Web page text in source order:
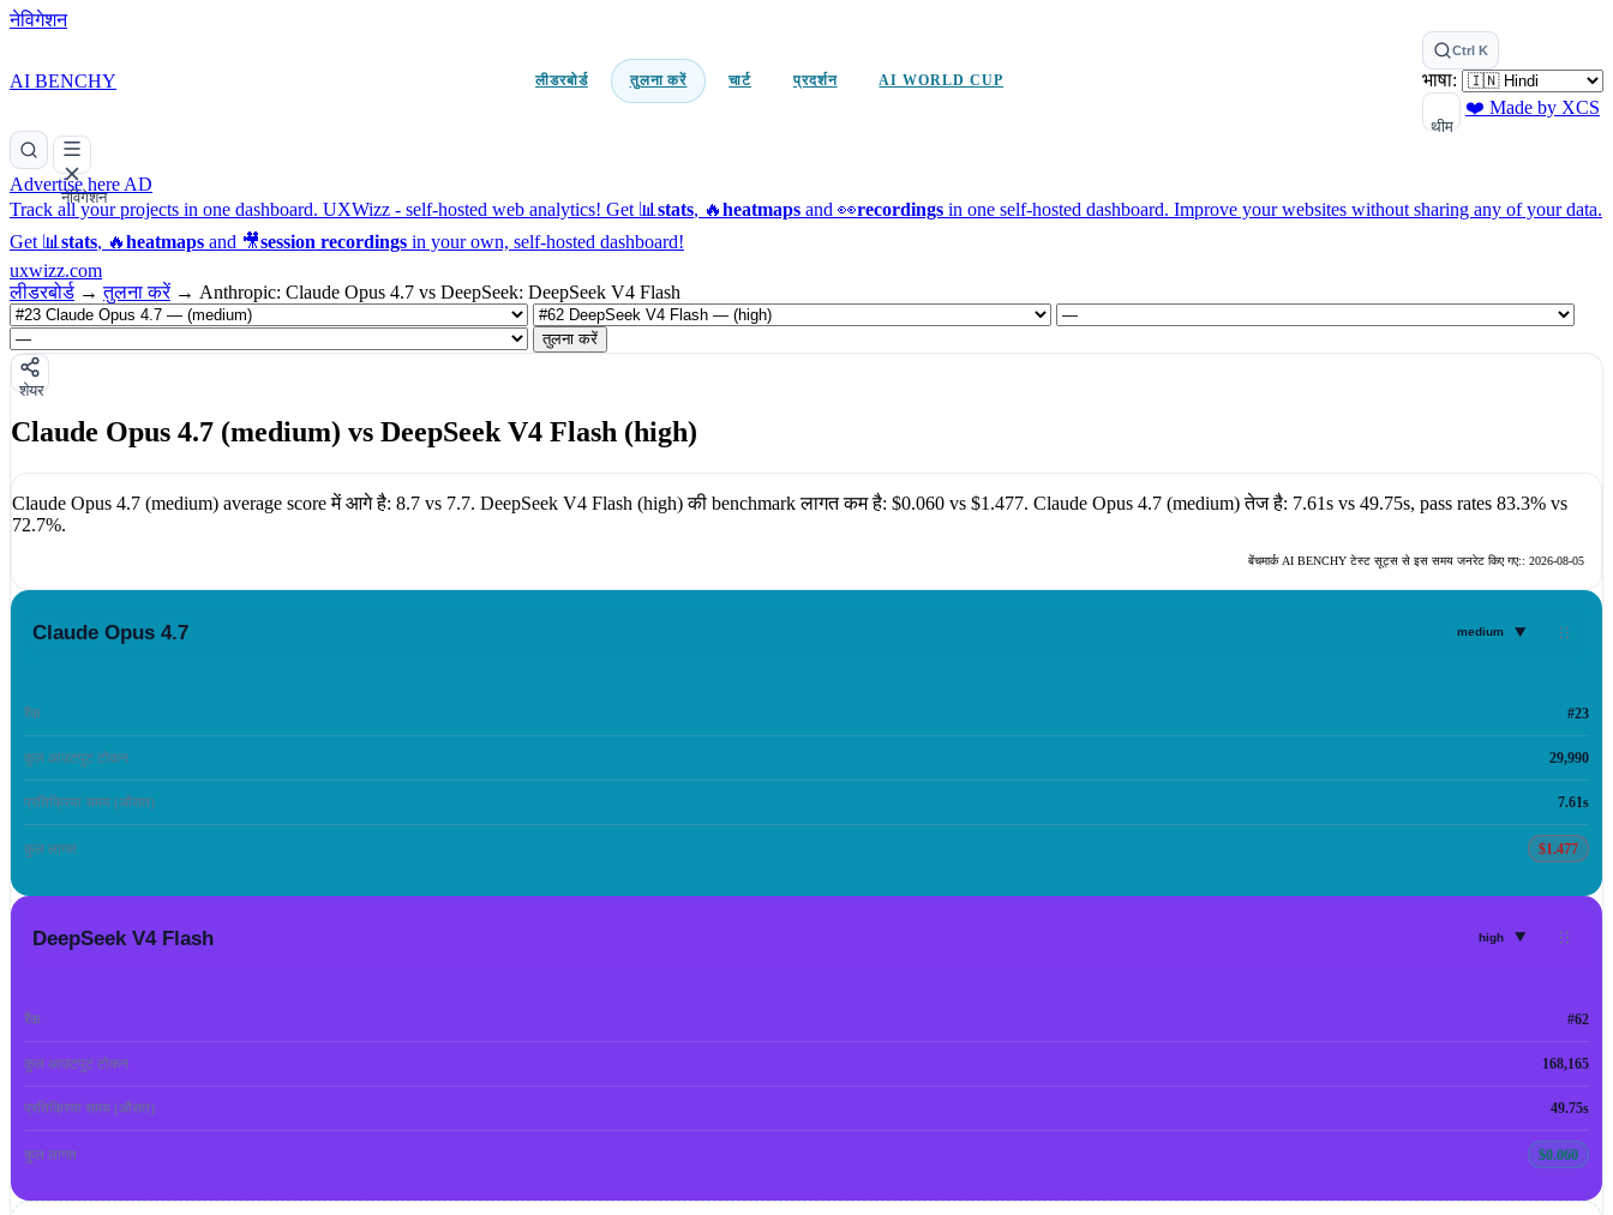
नेविगेशन
AI BENCHY लीडरबोर्ड तुलना करें चार्ट प्रदर्शन AI WORLD CUP
Ctrl K
भाषा:
थीम
❤️ Made by XCS
नेविगेशन
Advertise here AD
Track all your projects in one dashboard. UXWizz - self-hosted web analytics! Get 📊 stats, 🔥heatmaps and 👀recordings in one self-hosted dashboard. Improve your websites without sharing any of your data.
Get 📊 stats, 🔥heatmaps and 🎥session recordings in your own, self-hosted dashboard!
uxwizz.com
लीडरबोर्ड → तुलना करें → Anthropic: Claude Opus 4.7 vs DeepSeek: DeepSeek V4 Flash
तुलना करें
शेयर
Claude Opus 4.7 (medium) vs DeepSeek V4 Flash (high)
Claude Opus 4.7 (medium) average score में आगे है: 8.7 vs 7.7. DeepSeek V4 Flash (high)की benchmark लागत कम है: $0.060 vs $1.477. Claude Opus 4.7 (medium)तेज है: 7.61s vs 49.75s, pass rates 83.3% vs
72.7%.
बेंचमार्क AI BENCHY टेस्ट सूट्स से इस समय जनरेट किए गए:: 2026-08-05
Claude Opus 4.7 medium ▾
रैंक #23
कुल आउटपुट टोकन 29,990
प्रतिक्रिया समय (औसत) 7.61s
कुल लागत $1.477
DeepSeek V4 Flash high ▾
रैंक #62
कुल आउटपुट टोकन 168,165
प्रतिक्रिया समय (औसत) 49.75s
कुल लागत $0.060